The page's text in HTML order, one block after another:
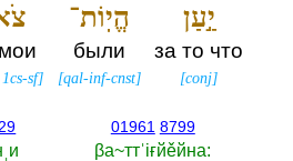
יַ֣עַן
за то что
[conj]
הֱיֽוֹת־
были
[qal-inf-cnst]
1cs-sf]
01961 8799
βа~ттˈiғйěйна:‎